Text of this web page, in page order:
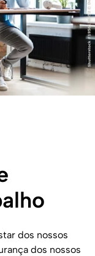
dos nossos
dos nossos